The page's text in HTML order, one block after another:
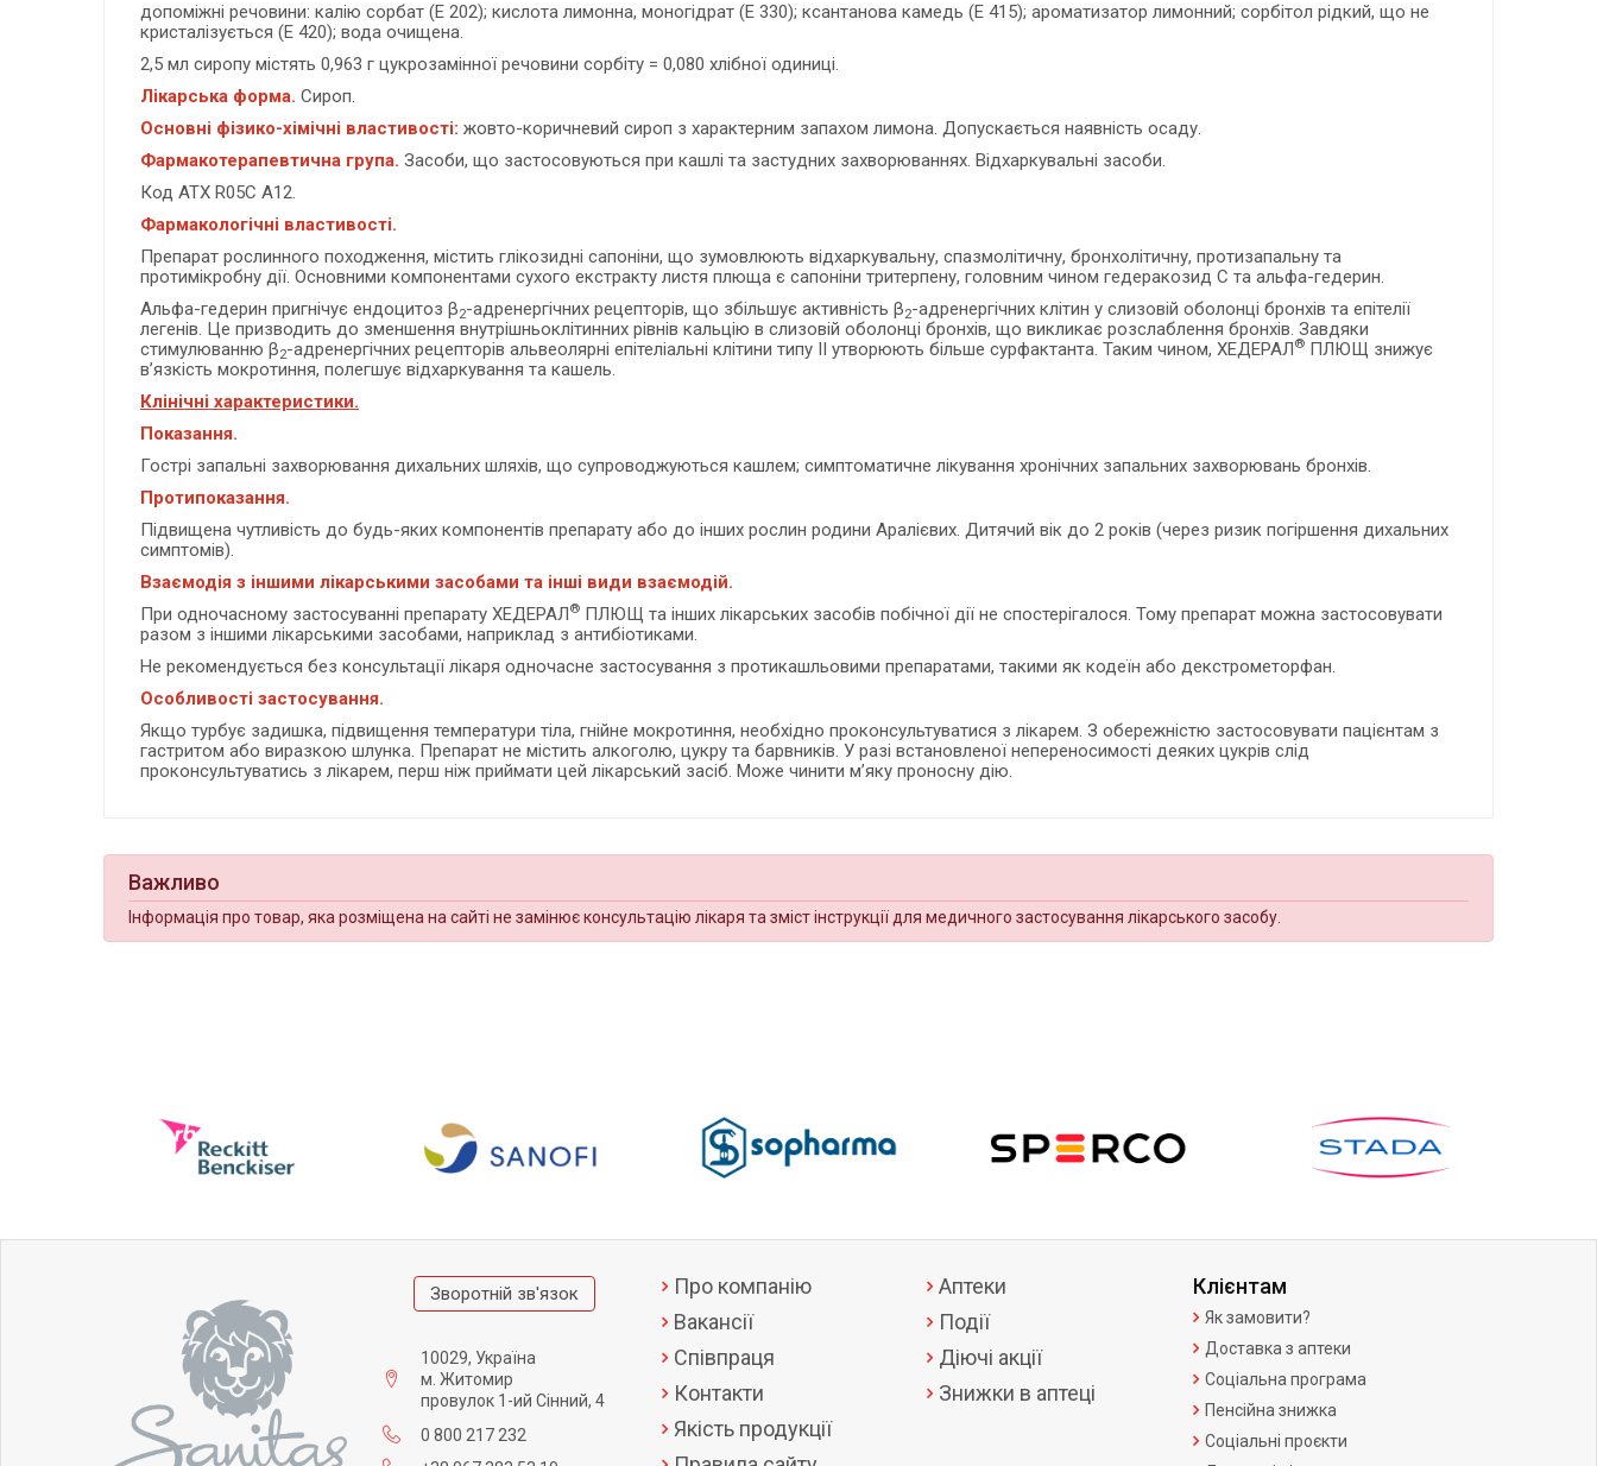
допоміжні речовини: калію сорбат (Е 202); кислота лимонна, моногідрат (Е 330); ксантанова камедь (Е 415); ароматизатор лимонний; сорбітол рідкий, що не
кристалізується (Е 420); вода очищена.
2,5 мл сиропу містять 0,963 г цукрозамінної речовини сорбіту = 0,080 хлібної одиниці.
Лікарська форма. Сироп.
Основні фізико-хімічні властивості: жовто-коричневий сироп з характерним запахом лимона. Допускається наявність осаду.
Фармакотерапевтична група. Засоби, що застосовуються при кашлі та застудних захворюваннях. Відхаркувальні засоби.
Код АТХ R05C A12.
Фармакологічні властивості.
Препарат рослинного походження, містить глікозидні сапоніни, що зумовлюють відхаркувальну, спазмолітичну, бронхолітичну, протизапальну та
протимікробну дії. Основними компонентами сухого екстракту листя плюща є сапоніни тритерпену, головним чином гедеракозид C та альфа-гедерин.
Альфа-гедерин пригнічує ендоцитоз β2-адренергічних рецепторів, що збільшує активність β2-адренергічних клітин у слизовій оболонці бронхів та епітелії
легенів. Це призводить до зменшення внутрішньоклітинних рівнів кальцію в слизовій оболонці бронхів, що викликає розслаблення бронхів. Завдяки
стимулюванню β2-адренергічних рецепторів альвеолярні епітеліальні клітини типу II утворюють більше сурфактанта. Таким чином, ХЕДЕРАЛ® ПЛЮЩ знижує
в’язкість мокротиння, полегшує відхаркування та кашель.
Клінічні характеристики.
Показання.
Гострі запальні захворювання дихальних шляхів, що супроводжуються кашлем; симптоматичне лікування хронічних запальних захворювань бронхів.
Протипоказання.
Підвищена чутливість до будь-яких компонентів препарату або до інших рослин родини Аралієвих. Дитячий вік до 2 років (через ризик погіршення дихальних
симптомів).
Взаємодія з іншими лікарськими засобами та інші види взаємодій.
При одночасному застосуванні препарату ХЕДЕРАЛ® ПЛЮЩ та інших лікарських засобів побічної дії не спостерігалося. Тому препарат можна застосовувати
разом з іншими лікарськими засобами, наприклад з антибіотиками.
Не рекомендується без консультації лікаря одночасне застосування з протикашльовими препаратами, такими як кодеїн або декстрометорфан.
Особливості застосування.
Якщо турбує задишка, підвищення температури тіла, гнійне мокротиння, необхідно проконсультуватися з лікарем. З обережністю застосовувати пацієнтам з
гастритом або виразкою шлунка. Препарат не містить алкоголю, цукру та барвників. У разі встановленої непереносимості деяких цукрів слід
проконсультуватись з лікарем, перш ніж приймати цей лікарський засіб. Може чинити м’яку проносну дію.
Важливо
Інформація про товар, яка розміщена на сайті не замінює консультацію лікаря та зміст інструкції для медичного застосування лікарського засобу.
Зворотній зв'язок
10029, Україна
м. Житомир
провулок 1-ий Сінний, 4
0 800 217 232
Про компанію
Вакансії
Співпраця
Контакти
Якість продукції
Аптеки
Події
Діючі акції
Знижки в аптеці
Клієнтам
Як замовити?
Доставка з аптеки
Соціальна програма
Пенсійна знижка
Соціальні проєкти